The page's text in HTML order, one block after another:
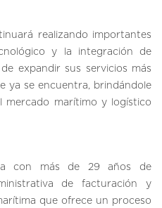
realizando importantes
y la integración de
expandir sus servicios más
ya se encuentra, brindándole
mercado marítimo y logístico
con más de 29 años de
de facturación y
que ofrece un proceso